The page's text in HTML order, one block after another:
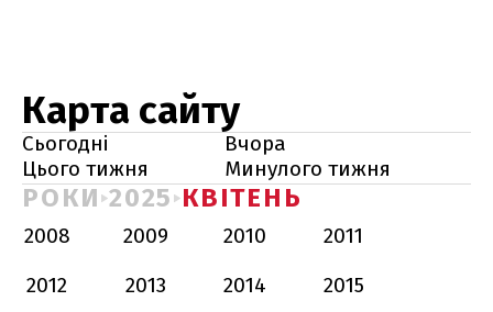
Карта сайту
Сьогодні
Вчора
Цього тижня
Минулого тижня
РОКИ 2025 КВІТЕНЬ
2008 2009 2010
2011
2012
2013 2014
2015